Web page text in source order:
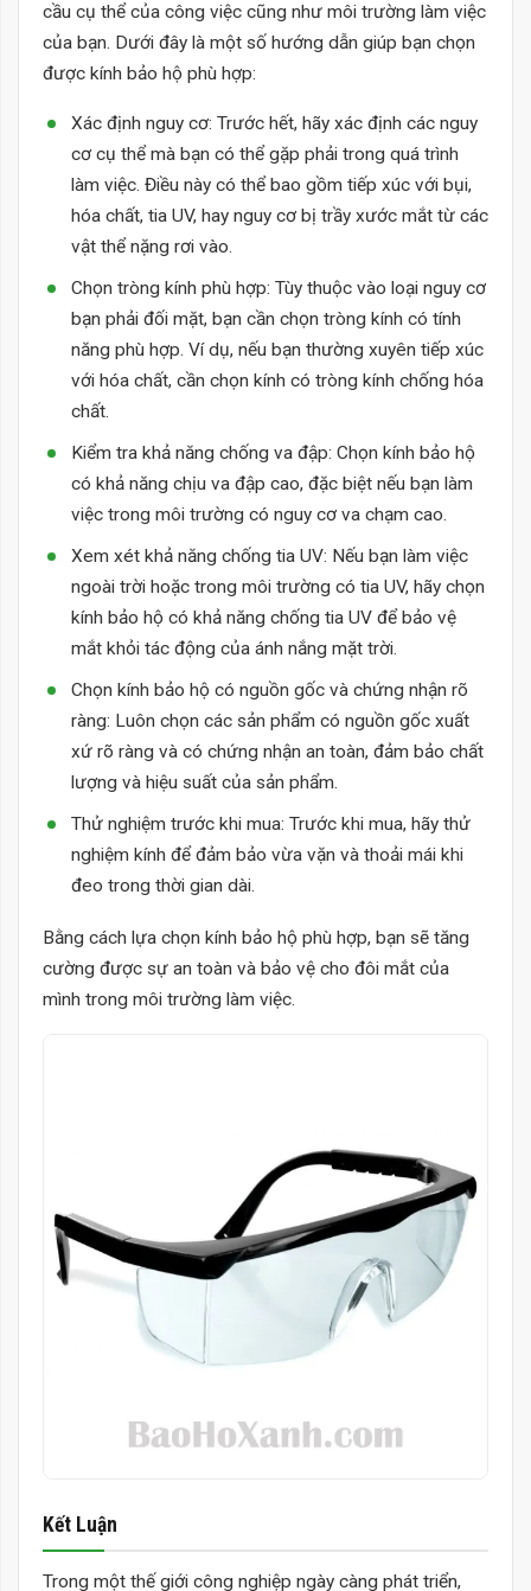
cầu cụ thể của công việc cũng như môi trường làm việc
của bạn. Dưới đây là một số hướng dẫn giúp bạn chọn
được kính bảo hộ phù hợp:
Xác định nguy cơ: Trước hết, hãy xác định các nguy
cơ cụ thể mà bạn có thể gặp phải trong quá trình
làm việc. Điều này có thể bao gồm tiếp xúc với bụi,
hóa chất, tia UV, hay nguy cơ bị trầy xước mắt từ các
vật thể nặng rơi vào.
Chọn tròng kính phù hợp: Tùy thuộc vào loại nguy cơ
bạn phải đối mặt, bạn cần chọn tròng kính có tính
năng phù hợp. Ví dụ, nếu bạn thường xuyên tiếp xúc
với hóa chất, cần chọn kính có tròng kính chống hóa
chất.
Kiểm tra khả năng chống va đập: Chọn kính bảo hộ
có khả năng chịu va đập cao, đặc biệt nếu bạn làm
việc trong môi trường có nguy cơ va chạm cao.
Xem xét khả năng chống tia UV: Nếu bạn làm việc
ngoài trời hoặc trong môi trường có tia UV, hãy chọn
kính bảo hộ có khả năng chống tia UV để bảo vệ
mắt khỏi tác động của ánh nắng mặt trời.
Chọn kính bảo hộ có nguồn gốc và chứng nhận rõ
ràng: Luôn chọn các sản phẩm có nguồn gốc xuất
xứ rõ ràng và có chứng nhận an toàn, đảm bảo chất
lượng và hiệu suất của sản phẩm.
Thử nghiệm trước khi mua: Trước khi mua, hãy thử
nghiệm kính để đảm bảo vừa vặn và thoải mái khi
đeo trong thời gian dài.
Bằng cách lựa chọn kính bảo hộ phù hợp, bạn sẽ tăng
cường được sự an toàn và bảo vệ cho đôi mắt của
mình trong môi trường làm việc.
Kết Luận
Trong một thế giới công nghiệp ngày càng phát triển,